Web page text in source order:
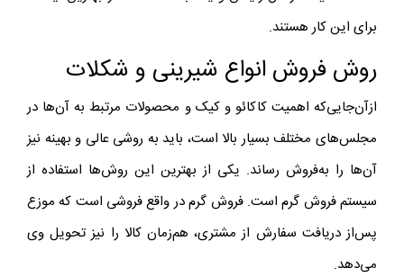
برای این کار هستند.
روش فروش انواع شیرینی و شکلات
از‌آن‌جایی‌که اهمیت کاکائو و کیک و محصولات مرتبط به آن‌ها در
مجلس‌های مختلف بسیار بالا است، باید به روشی عالی و بهینه نیز
آن‌ها را به‌فروش رساند. یکی از بهترین این روش‌ها استفاده از
سیستم فروش گرم است. فروش گرم در واقع فروشی است که موزع
پس‌از دریافت سفارش از مشتری، هم‌زمان کالا را نیز تحویل وی
می‌دهد.